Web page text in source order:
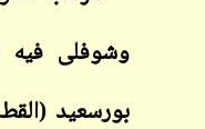
وشوفلى